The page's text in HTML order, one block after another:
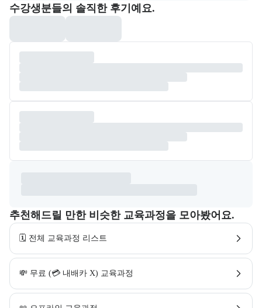
포폴&후기
수강생분들의 솔직한 후기예요.
추천해드릴 만한 비슷한 교육과정을 모아봤어요.
🗓️ 전체 교육과정 리스트
💸 무료 (💳 내배카 X) 교육과정